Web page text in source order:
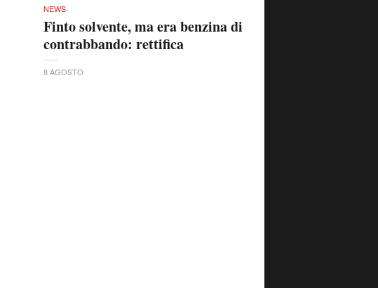
NEWS
Finto solvente, ma era benzina di
contrabbando: rettifica
8 AGOSTO